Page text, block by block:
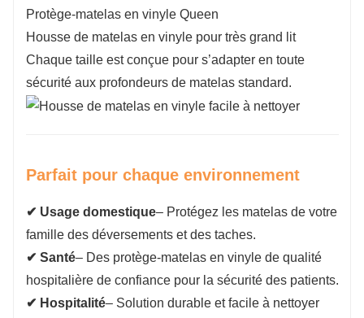
Protège-matelas en vinyle Queen
Housse de matelas en vinyle pour très grand lit
Chaque taille est conçue pour s’adapter en toute
sécurité aux profondeurs de matelas standard.
Parfait pour chaque environnement
✔ Usage domestique– Protégez les matelas de votre
famille des déversements et des taches.
✔ Santé– Des protège-matelas en vinyle de qualité
hospitalière de confiance pour la sécurité des patients.
✔ Hospitalité– Solution durable et facile à nettoyer